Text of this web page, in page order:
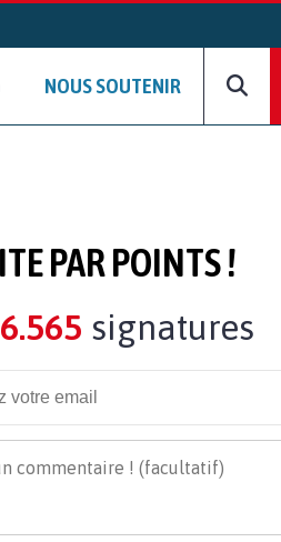
NOUS SOUTENIR
PAR POINTS !
signatures